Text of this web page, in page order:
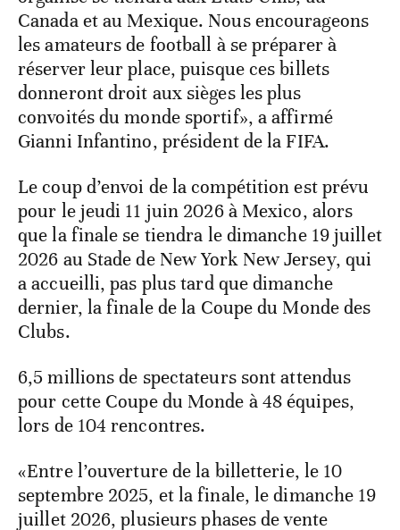
Canada et au Mexique. Nous encourageons
les amateurs de football à se préparer à
réserver leur place, puisque ces billets
donneront droit aux sièges les plus
convoités du monde sportif», a affirmé
Gianni Infantino, président de la FIFA.
Le coup d’envoi de la compétition est prévu
pour le jeudi 11 juin 2026 à Mexico, alors
que la finale se tiendra le dimanche 19 juillet
2026 au Stade de New York New Jersey, qui
a accueilli, pas plus tard que dimanche
dernier, la finale de la Coupe du Monde des
Clubs.
6,5 millions de spectateurs sont attendus
pour cette Coupe du Monde à 48 équipes,
lors de 104 rencontres.
«Entre l’ouverture de la billetterie, le 10
septembre 2025, et la finale, le dimanche 19
juillet 2026, plusieurs phases de vente